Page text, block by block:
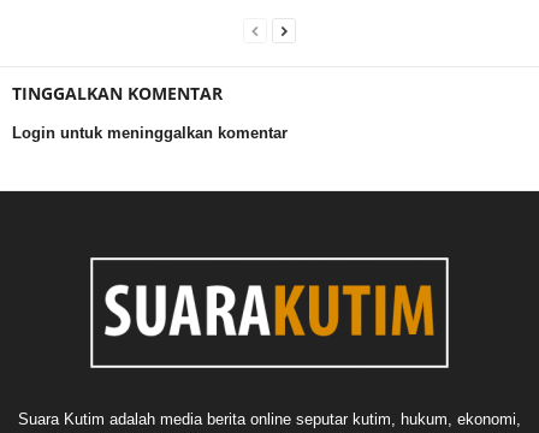
TINGGALKAN KOMENTAR
Login untuk meninggalkan komentar
Suara Kutim adalah media berita online seputar kutim, hukum, ekonomi,